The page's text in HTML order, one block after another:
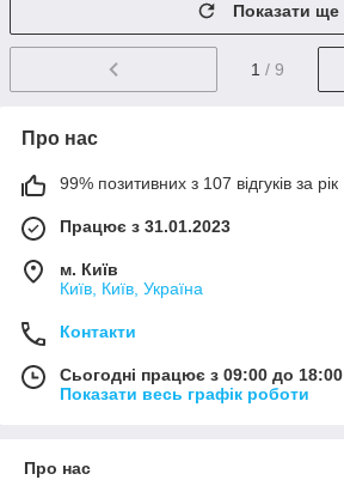
Показати ще
1 / 9
Про нас
99% позитивних з 107 відгуків за рік
Працює з 31.01.2023
м. Київ
Київ, Київ, Україна
Контакти
Сьогодні працює з 09:00 до 18:00
Показати весь графік роботи
Про нас